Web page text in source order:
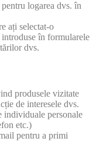
logarea dvs. în
ați selectat-o
în formularele
dvs.
produsele vizitate
de interesele dvs.
individuale personale
etc.)
pentru a primi